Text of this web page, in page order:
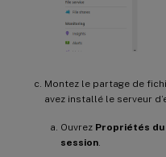
Montez le partage de
avez installé le serveur
Ouvrez Propriétés
session